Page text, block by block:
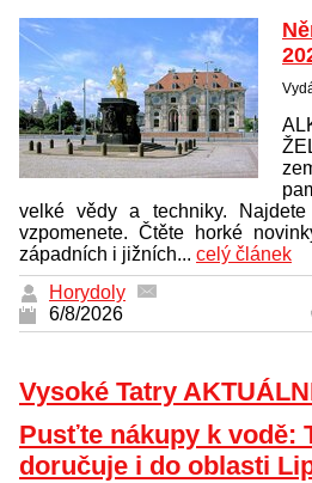
velké vědy a techniky.
vzpomenete. Čtěte horké
západních i jižních... celý článek
Horydoly
6/8/2026
Vysoké Tatry
Pusťte nákupy k vodě:
doručuje i do oblasti